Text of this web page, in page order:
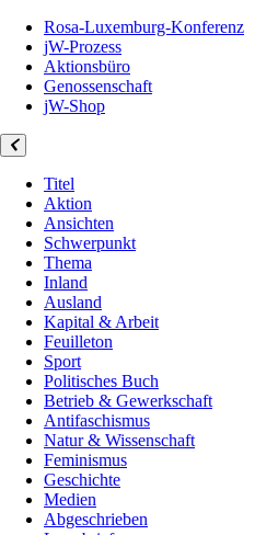
Rosa-Luxemburg-Konferenz
jW-Prozess
Aktionsbüro
Genossenschaft
jW-Shop
Titel
Aktion
Ansichten
Schwerpunkt
Thema
Inland
Ausland
Kapital & Arbeit
Feuilleton
Sport
Politisches Buch
Betrieb & Gewerkschaft
Antifaschismus
Natur & Wissenschaft
Feminismus
Geschichte
Medien
Abgeschrieben